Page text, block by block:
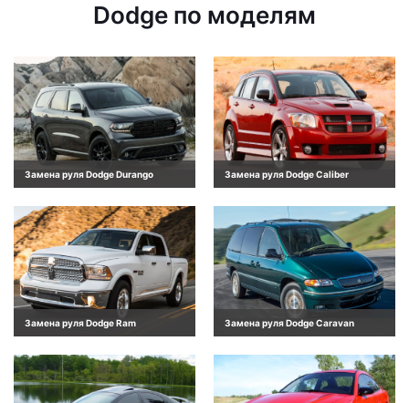
Dodge по моделям
Замена руля Dodge Durango Замена руля Dodge Caliber
Замена руля Dodge Ram Замена руля Dodge Caravan